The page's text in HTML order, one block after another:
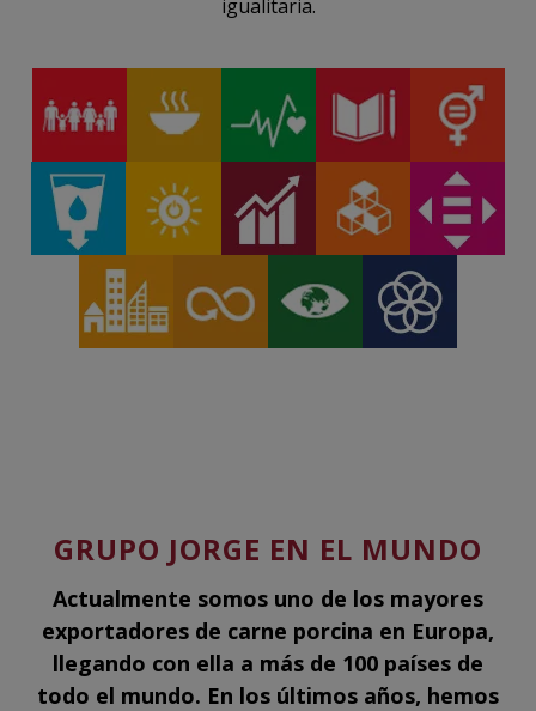
igualitaria.
GRUPO JORGE EN EL MUNDO
Actualmente somos uno de los mayores
exportadores de carne porcina en Europa,
llegando con ella a más de 100 países de
todo el mundo. En los últimos años, hemos